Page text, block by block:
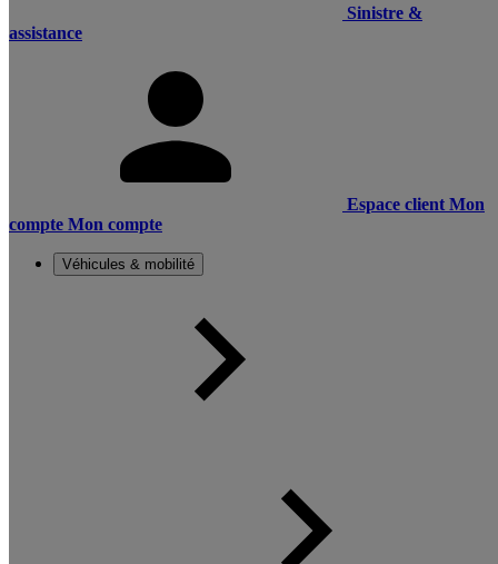
Sinistre &
assistance
Espace client Mon
compte Mon compte
Véhicules & mobilité